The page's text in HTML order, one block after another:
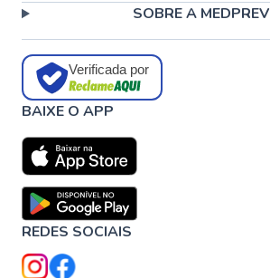
SOBRE A MEDPREV
Verificada por
BAIXE O APP
REDES SOCIAIS